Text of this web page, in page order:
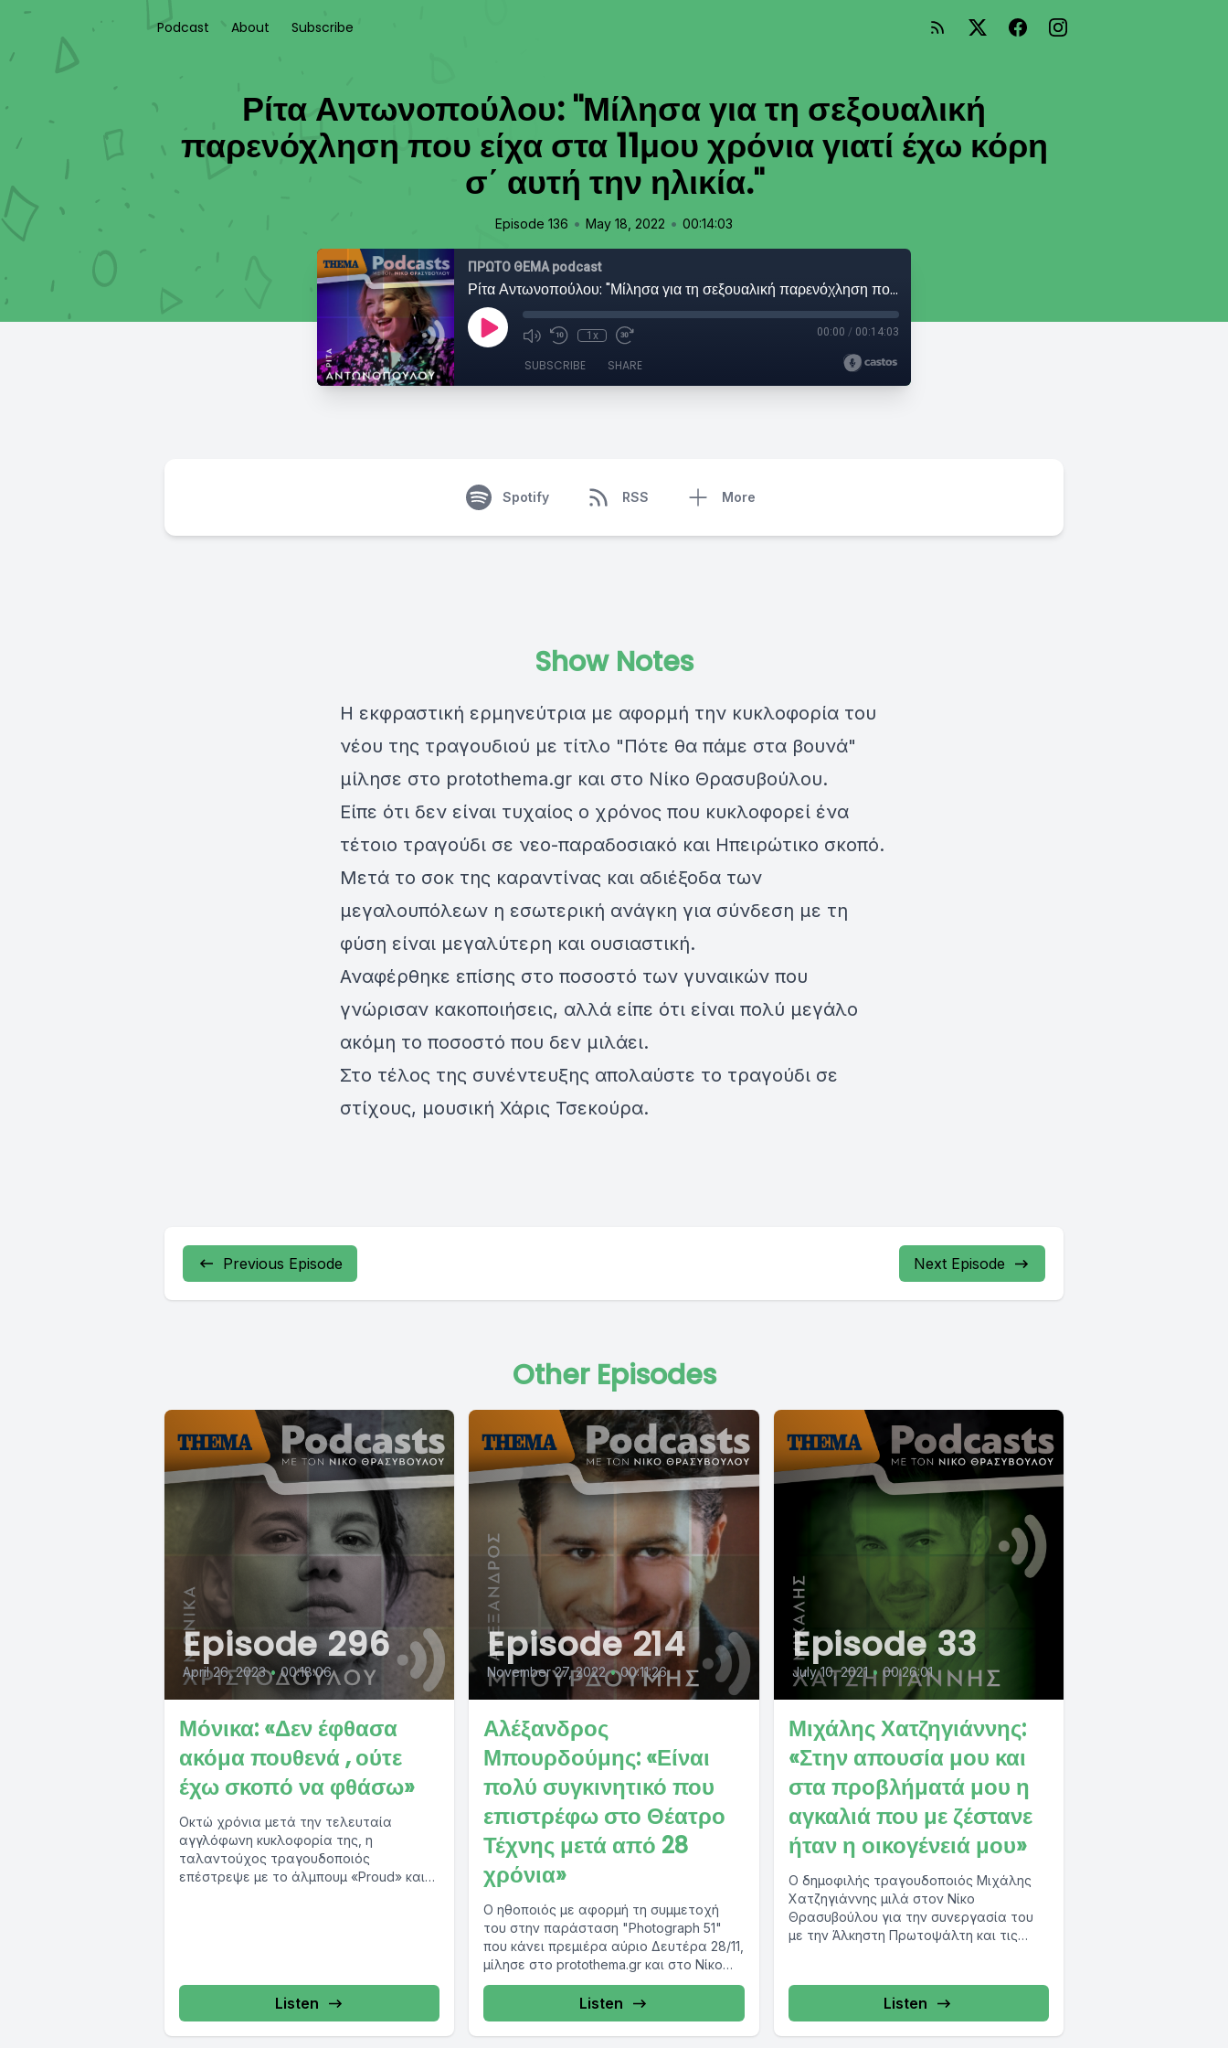
Podcast About Subscribe
Ρίτα Αντωνοπούλου: "Μίλησα για τη σεξουαλική
παρενόχληση που είχα στα 11μου χρόνια γιατί έχω κόρη
σ΄ αυτή την ηλικία."
Episode 136 • May 18, 2022 • 00:14:03
ΠΡΩΤΟ ΘΕΜΑ podcast
Ρίτα Αντωνοπούλου: "Μίλησα για τη σεξουαλική παρενόχληση που είχα στα 11μου χρόνια γιατί έχω κόρη σ΄ αυτή την ηλικία."
1x 00:00 / 00:14:03
SUBSCRIBE SHARE
Spotify RSS More
Show Notes
Η εκφραστική ερμηνεύτρια με αφορμή την κυκλοφορία του
νέου της τραγουδιού με τίτλο "Πότε θα πάμε στα βουνά"
μίλησε στο protothema.gr και στο Νίκο Θρασυβούλου.
Είπε ότι δεν είναι τυχαίος ο χρόνος που κυκλοφορεί ένα
τέτοιο τραγούδι σε νεο-παραδοσιακό και Ηπειρώτικο σκοπό.
Μετά το σοκ της καραντίνας και αδιέξοδα των
μεγαλουπόλεων η εσωτερική ανάγκη για σύνδεση με τη
φύση είναι μεγαλύτερη και ουσιαστική.
Αναφέρθηκε επίσης στο ποσοστό των γυναικών που
γνώρισαν κακοποιήσεις, αλλά είπε ότι είναι πολύ μεγάλο
ακόμη το ποσοστό που δεν μιλάει.
Στο τέλος της συνέντευξης απολαύστε το τραγούδι σε
στίχους, μουσική Χάρις Τσεκούρα.
Previous Episode Next Episode
Other Episodes
Episode 296
April 26, 2023 • 00:18:06
Μόνικα: «Δεν έφθασα
ακόμα πουθενά , ούτε
έχω σκοπό να φθάσω»
Οκτώ χρόνια μετά την τελευταία
αγγλόφωνη κυκλοφορία της, η
ταλαντούχος τραγουδοποιός
επέστρεψε με το άλμπουμ «Proud» και
Listen
Episode 214
November 27, 2022 • 00:11:26
Αλέξανδρος
Μπουρδούμης: «Είναι
πολύ συγκινητικό που
επιστρέφω στο Θέατρο
Τέχνης μετά από 28
χρόνια»
Ο ηθοποιός με αφορμή τη συμμετοχή
του στην παράσταση "Photograph 51"
που κάνει πρεμιέρα αύριο Δευτέρα 28/11,
μίλησε στο protothema.gr και στο Νίκο
Θρασυβούλου....
Listen
Episode 33
July 10, 2021 • 00:26:01
Μιχάλης Χατζηγιάννης:
«Στην απουσία μου και
στα προβλήματά μου η
αγκαλιά που με ζέστανε
ήταν η οικογένειά μου»
Ο δημοφιλής τραγουδοποιός Μιχάλης
Χατζηγιάννης μιλά στον Νίκο
Θρασυβούλου για την συνεργασία του
με την Άλκηστη Πρωτοψάλτη και τις
Listen